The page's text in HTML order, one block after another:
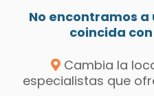
No encontramos
coincida
Cambia la
especialistas que